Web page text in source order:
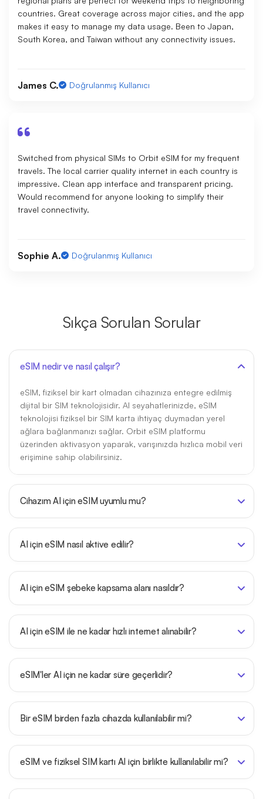
countries. Great coverage across major cities, and the app
makes it easy to manage my data usage. Been to Japan,
South Korea, and Taiwan without any connectivity issues.
James C. Doğrulanmış Kullanıcı
Switched from physical SIMs to Orbit eSIM for my frequent
travels. The local carrier quality internet in each country is
impressive. Clean app interface and transparent pricing.
Would recommend for anyone looking to simplify their
travel connectivity.
Sophie A. Doğrulanmış Kullanıcı
Sıkça Sorulan Sorular
eSIM nedir ve nasıl çalışır?
eSIM, fiziksel bir kart olmadan cihazınıza entegre edilmiş
dijital bir SIM teknolojisidir. AI seyahatlerinizde, eSIM
teknolojisi fiziksel bir SIM karta ihtiyaç duymadan yerel
ağlara bağlanmanızı sağlar. Orbit eSIM platformu
üzerinden aktivasyon yaparak, varışınızda hızlıca mobil veri
erişimine sahip olabilirsiniz.
Cihazım AI için eSIM uyumlu mu?
AI için eSIM nasıl aktive edilir?
AI için eSIM şebeke kapsama alanı nasıldır?
AI için eSIM ile ne kadar hızlı internet alınabilir?
eSIM'ler AI için ne kadar süre geçerlidir?
Bir eSIM birden fazla cihazda kullanılabilir mi?
eSIM ve fiziksel SIM kartı AI için birlikte kullanılabilir mi?